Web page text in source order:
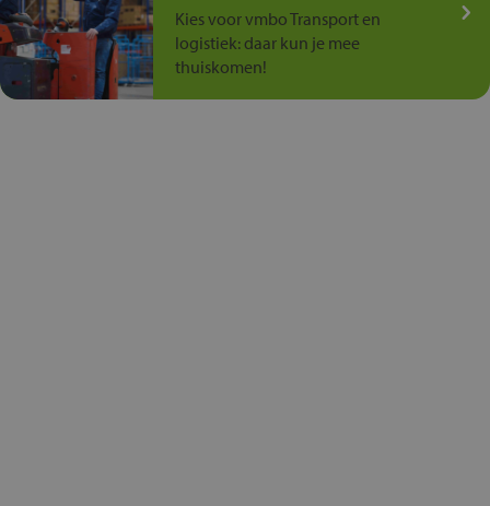
Kies voor vmbo Transport en
logistiek: daar kun je mee
thuiskomen!